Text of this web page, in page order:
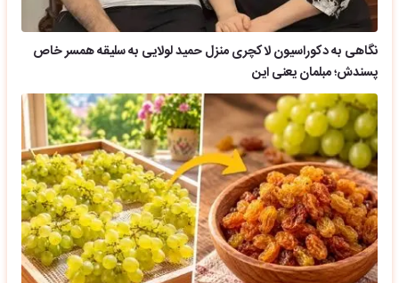
نگاهی به دکوراسیون لاکچری منزل حمید لولایی به سلیقه همسر خاص
پسندش؛ مبلمان یعنی این